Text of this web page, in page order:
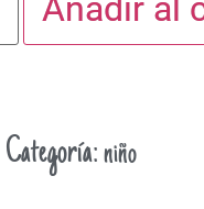
Añadir al
Categoría:niño